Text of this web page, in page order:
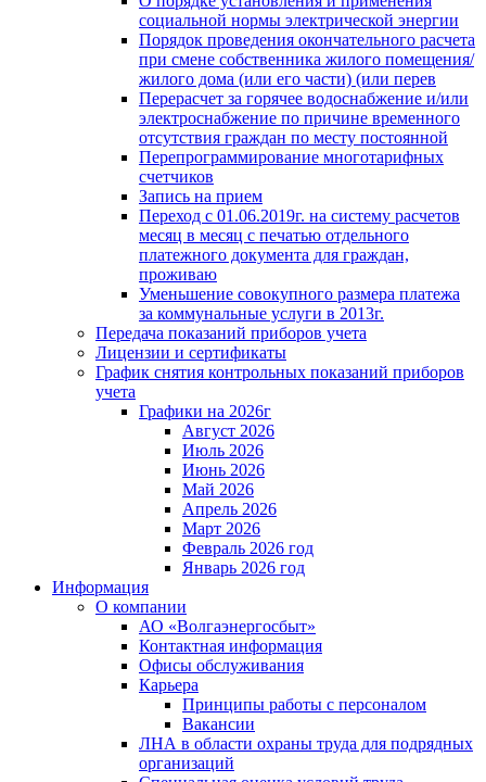
социальной нормы электрической энергии
Порядок проведения окончательного расчета
при смене собственника жилого помещения/
жилого дома (или его части) (или перев
Перерасчет за горячее водоснабжение и/или
электроснабжение по причине временного
отсутствия граждан по месту постоянной
Перепрограммирование многотарифных
счетчиков
Запись на прием
Переход с 01.06.2019г. на систему расчетов
месяц в месяц с печатью отдельного
платежного документа для граждан,
проживаю
Уменьшение совокупного размера платежа
за коммунальные услуги в 2013г.
Передача показаний приборов учета
Лицензии и сертификаты
График снятия контрольных показаний приборов
учета
Графики на 2026г
Август 2026
Июль 2026
Июнь 2026
Май 2026
Апрель 2026
Март 2026
Февраль 2026 год
Январь 2026 год
Информация
О компании
АО «Волгаэнергосбыт»
Контактная информация
Офисы обслуживания
Карьера
Принципы работы с персоналом
Вакансии
ЛНА в области охраны труда для подрядных
организаций